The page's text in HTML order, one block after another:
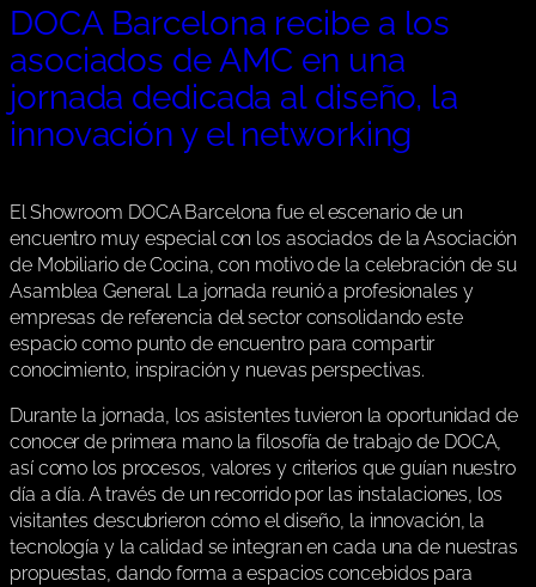
DOCA Barcelona recibe a los
asociados de AMC en una
jornada dedicada al diseño, la
innovación y el networking
El Showroom DOCA Barcelona fue el escenario de un
encuentro muy especial con los asociados de la Asociación
de Mobiliario de Cocina, con motivo de la celebración de su
Asamblea General. La jornada reunió a profesionales y
empresas de referencia del sector consolidando este
espacio como punto de encuentro para compartir
conocimiento, inspiración y nuevas perspectivas.
Durante la jornada, los asistentes tuvieron la oportunidad de
conocer de primera mano la filosofía de trabajo de DOCA,
así como los procesos, valores y criterios que guían nuestro
día a día. A través de un recorrido por las instalaciones, los
visitantes descubrieron cómo el diseño, la innovación, la
tecnología y la calidad se integran en cada una de nuestras
propuestas, dando forma a espacios concebidos para